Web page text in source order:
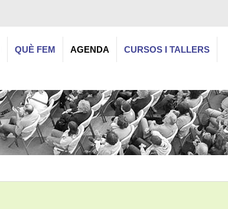
QUÈ FEM AGENDA CURSOS I TALLERS